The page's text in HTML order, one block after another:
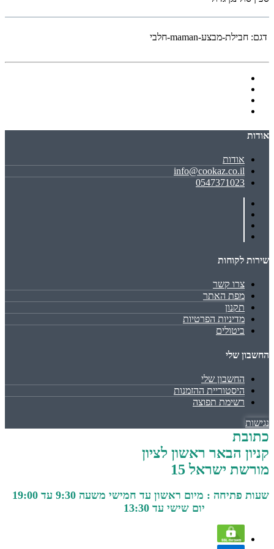
דגם: חבילת-מבצע-maman-חלבי
אודות
אודות
info@cookaz.co.il
0547371023
שירות לקוחות
צרו קשר
מפת האתר
תקנון
מדיניות הפרטיות
ביטולים
החשבון שלי
החשבון שלי
היסטוריית ההזמנות
רשימת תפוצה
נגישות
כתובת
קניון הבאר ראשון לציון
מורשת ישראל 15
שעות פתיחה : מיום ראשון עד חמישי משעה 9:30 עד 19:00
יום שישי עד 13:30